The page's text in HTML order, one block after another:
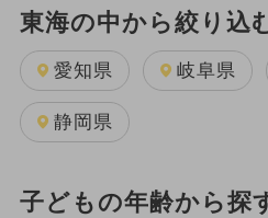
東海の中から絞り込
愛知県 岐阜県
静岡県
子どもの年齢から探